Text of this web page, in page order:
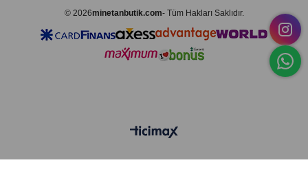
© 2026minetanbutik.com- Tüm Hakları Saklıdır.